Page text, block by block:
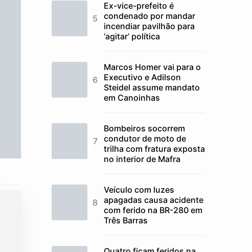
Ex-vice-prefeito é
condenado por mandar
incendiar pavilhão para
‘agitar’ política
Marcos Homer vai para o
Executivo e Adilson
Steidel assume mandato
em Canoinhas
Bombeiros socorrem
condutor de moto de
trilha com fratura exposta
no interior de Mafra
Veículo com luzes
apagadas causa acidente
com ferido na BR-280 em
Três Barras